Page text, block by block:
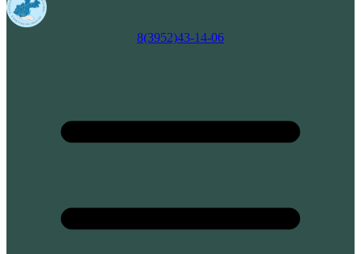
8(3952)43-14-06